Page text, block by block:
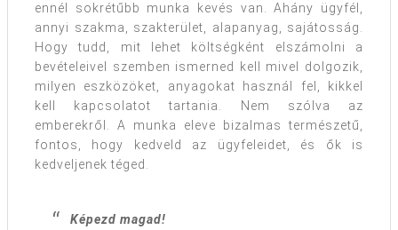
ennél sokrétűbb munka kevés van. Ahány ügyfél,
annyi szakma, szakterület, alapanyag, sajátosság.
Hogy tudd, mit lehet költségként elszámolni a
bevételeivel szemben ismerned kell mivel dolgozik,
milyen eszközöket, anyagokat használ fel, kikkel
kell kapcsolatot tartania. Nem szólva az
emberekről. A munka eleve bizalmas természetű,
fontos, hogy kedveld az ügyfeleidet, és ők is
kedveljenek téged.
Képezd magad!